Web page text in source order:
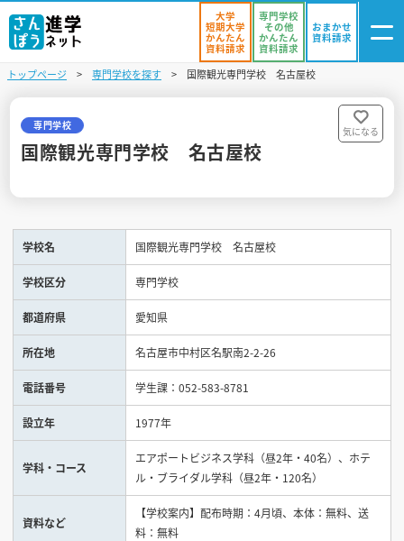
資料リスト
進学イベント
入試・受験入門
お役立ち情報
見学会WEB手引書
校内オンラインガイダンス
アンケートフォーム（学校用）
大学
短期大学
かんたん
資料請求
専門学校
その他
かんたん
資料請求
おまかせ
資料請求
トップページ 専門学校を探す 国際観光専門学校 名古屋校
専門学校
国際観光専門学校 名古屋校
気になる
学校名 国際観光専門学校 名古屋校
学校区分 専門学校
都道府県 愛知県
所在地 名古屋市中村区名駅南2-2-26
電話番号 学生課：052-583-8781
設立年 1977年
学科・コース
エアポートビジネス学科（昼2年・40名）、ホテ
ル・ブライダル学科（昼2年・120名）
資料など
【学校案内】配布時期：4月頃、本体：無料、送
料：無料